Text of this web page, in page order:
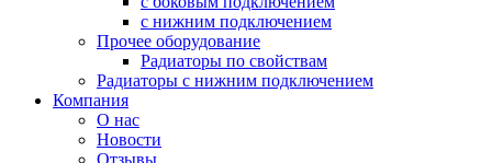
с нижним подключением
Прочее оборудование
Радиаторы по свойствам
Радиаторы с нижним подключением
Компания
О нас
Новости
Отзывы